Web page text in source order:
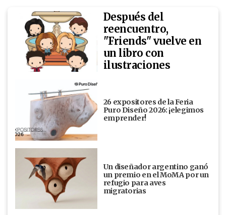
Después del
reencuentro,
"Friends" vuelve en
un libro con
ilustraciones
26 expositores de la Feria
Puro Diseño 2026: ¡elegimos
emprender!
Un diseñador argentino ganó
un premio en el MoMA por un
refugio para aves
migratorias